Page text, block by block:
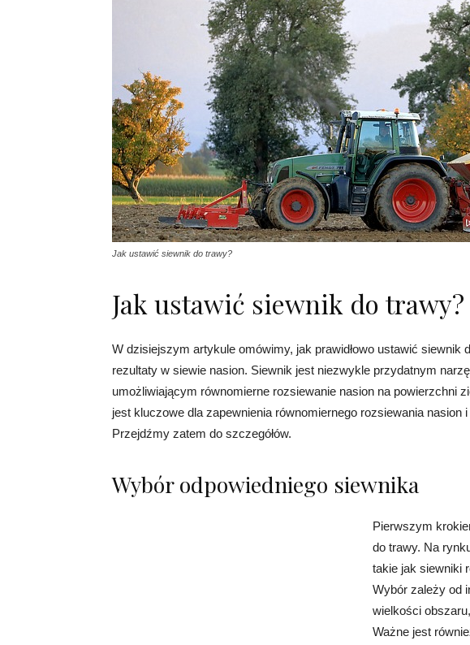
Jak ustawić siewnik do trawy?
Jak ustawić siewnik do trawy?
W dzisiejszym artykule omówimy, jak prawidłowo ustawić siewnik
rezultaty w siewie nasion. Siewnik jest niezwykle przydatnym
umożliwiającym równomierne rozsiewanie nasion na powierzchni
jest kluczowe dla zapewnienia równomiernego rozsiewania nasion
Przejdźmy zatem do szczegółów.
Wybór odpowiedniego siewnika
Pierwszym
do trawy. Na
takie jak siewniki
Wybór zależy od
wielkości
Ważne jest